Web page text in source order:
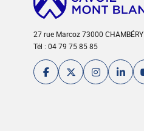
27 rue Marcoz 73000 CHAMBÉRY
Tél : 04 79 75 85 85